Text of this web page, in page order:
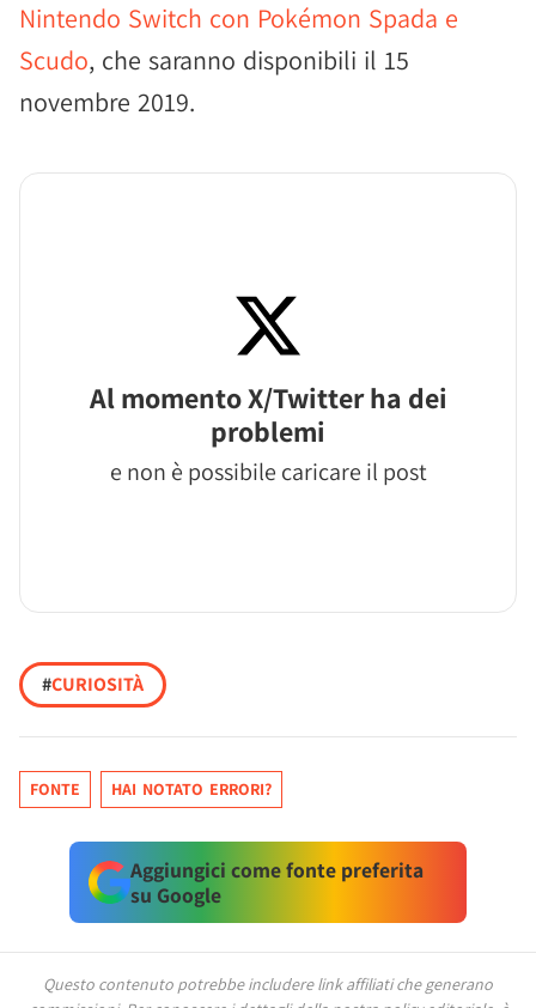
Nintendo Switch con Pokémon Spada e
Scudo, che saranno disponibili il 15
novembre 2019.
Al momento X/Twitter ha dei
problemi
e non è possibile caricare il post
#CURIOSITÀ
FONTE HAI NOTATO ERRORI?
Aggiungici come fonte preferita
su Google
Questo contenuto potrebbe includere link affiliati che generano